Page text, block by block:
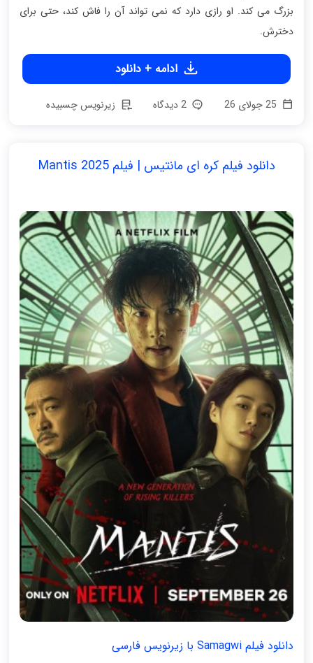
بزرگ می کند. او رازی دارد که نمی تواند آن را فاش کند، حتی برای
دخترش.
ادامه + دانلود
2 دیدگاه زیرنویس چسبیده
دانلود فیلم کره ای مانتیس | فیلم Mantis 2025
دانلود فیلم Samagwi با زیرنویس فارسی